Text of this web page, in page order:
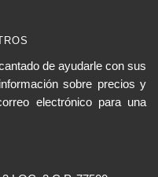
de ayudarle con sus
sobre precios y
electrónico para una